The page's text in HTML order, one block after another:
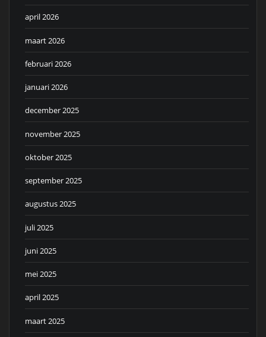
april 2026
maart 2026
februari 2026
januari 2026
december 2025
november 2025
oktober 2025
september 2025
augustus 2025
juli 2025
juni 2025
mei 2025
april 2025
maart 2025